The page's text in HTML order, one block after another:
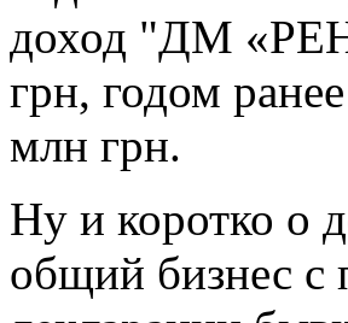
доход "ДМ
грн, годом
млн грн.
Ну и коротко о
общий бизнес с